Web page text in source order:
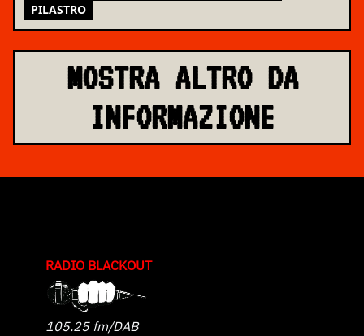
PILASTRO
MOSTRA ALTRO DA
INFORMAZIONE
RADIO BLACKOUT
105.25 fm/DAB